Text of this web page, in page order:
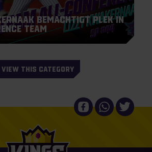
bemachtigt plek in
Team
VIEW THIS CATEGORY